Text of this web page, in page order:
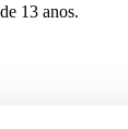
13 anos.